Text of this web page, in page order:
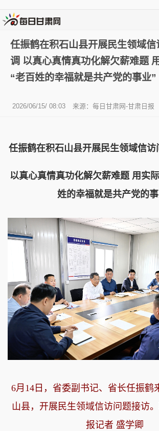
任振鹤在积石山县开展民生领域
调 以真心真情真功化解欠薪难题
“老百姓的幸福就是共产党的事业”
2026/06/15/ 08:03 来源：每日甘肃网-甘肃日报
任振鹤在积石山县开展民生领域信访
以真心真情真功化解欠薪难题 用实
姓的幸福就是共产党的
6月14日，省委副书记、省长任振鹤
山县，开展民生领域信访问题接访
报记者 盛学卿